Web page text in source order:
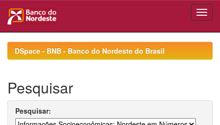
navigationDSpace - BNB - Banco do Nordeste do Brasil
Pesquisar
Pesquisar: